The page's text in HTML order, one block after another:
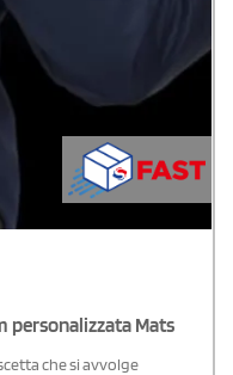
personalizzata Mats
che si avvolge